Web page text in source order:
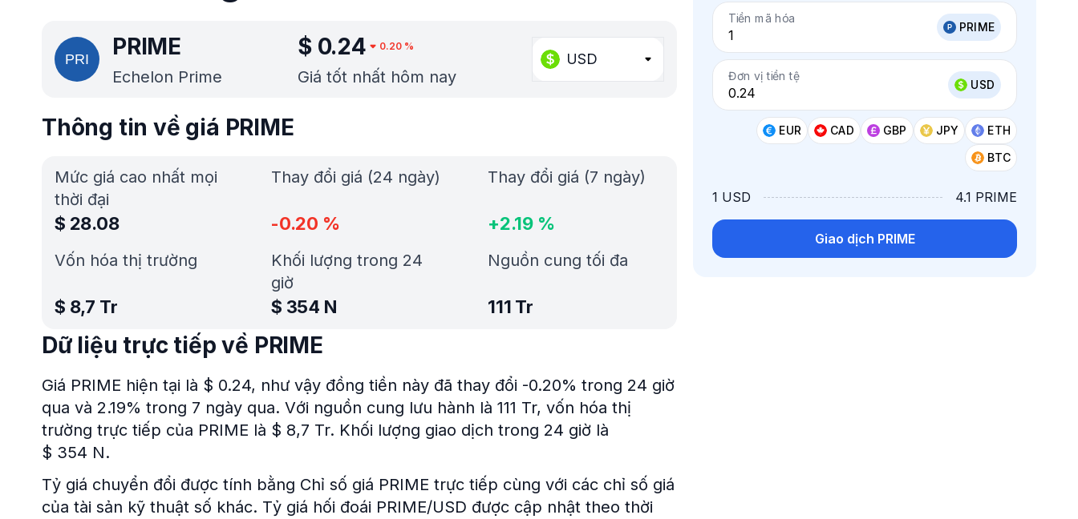
PRIME
Echelon Prime
$ 0.24 0.20%
Giá tốt nhất hôm nay
USD
Tiền mã hóa
PRIME
Đơn vị tiền tệ
USD
EUR CAD GBP JPY
ETH
BTC
1 USD 4.1 PRIME
Giao dịch PRIME
Thông tin về giá PRIME
Mức giá cao nhất mọi
thời đại
$ 28.08
Vốn hóa thị trường
$ 8,7 Tr
Thay đổi giá (24 ngày)
-0.20 %
Thay đổi giá (7 ngày)
+2.19 %
Khối lượng trong 24
giờ
$ 354 N
Nguồn cung tối đa
111 Tr
Dữ liệu trực tiếp về PRIME
Giá PRIME hiện tại là $ 0.24, như vậy đồng tiền này đã thay đổi -0.20% trong 24 giờ
qua và 2.19% trong 7 ngày qua. Với nguồn cung lưu hành là 111 Tr, vốn hóa thị
trường trực tiếp của PRIME là $ 8,7 Tr. Khối lượng giao dịch trong 24 giờ là
$ 354 N.
Tỷ giá chuyển đổi được tính bằng Chỉ số giá PRIME trực tiếp cùng với các chỉ số giá
của tài sản kỹ thuật số khác. Tỷ giá hối đoái PRIME/USD được cập nhật theo thời